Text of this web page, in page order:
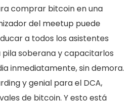
comprar bitcoin en una
del meetup puede
a todos los asistentes
soberana y capacitarlos
inmediatamente, sin demora.
y genial para el DCA,
de bitcoin. Y esto está